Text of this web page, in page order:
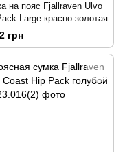
на пояс Fjallraven Ulvo
Large красно-золотая
грн